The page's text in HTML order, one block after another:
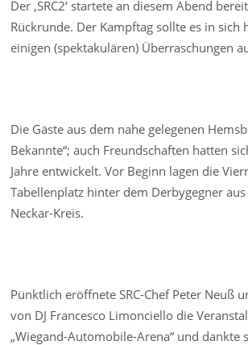
Der ‚SRC2‘ startete an diesem Abend
Rückrunde. Der Kampftag sollte es in sich
einigen (spektakulären) Überraschungen
Die Gäste aus dem nahe gelegenen
Bekannte“; auch Freundschaften hatten
Jahre entwickelt. Vor Beginn lagen die
Tabellenplatz hinter dem Derbygegner
Neckar-Kreis.
Pünktlich eröffnete SRC-Chef Peter Neuß
von DJ Francesco Limonciello die
„Wiegand-Automobile-Arena“ und